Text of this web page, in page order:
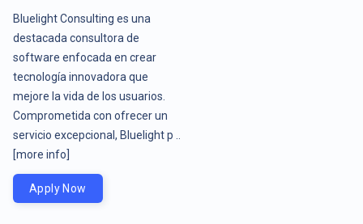
Bluelight Consulting es una
destacada consultora de
software enfocada en crear
tecnología innovadora que
mejore la vida de los usuarios.
Comprometida con ofrecer un
servicio excepcional, Bluelight p ..
[more info]
Apply Now